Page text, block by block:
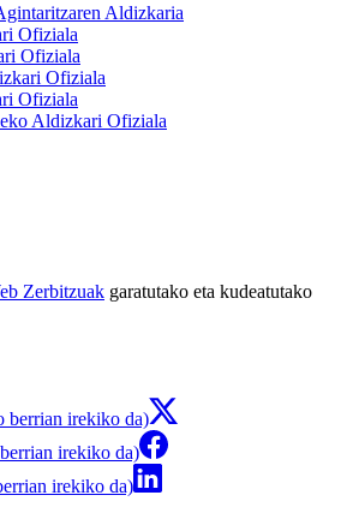
Aldizkaria
Ofiziala
Ofiziala
Ofiziala
Ofiziala
Aldizkari Ofiziala
Zerbitzuak garatutako eta kudeatutako
berrian irekiko da)
irekiko da)
irekiko da)